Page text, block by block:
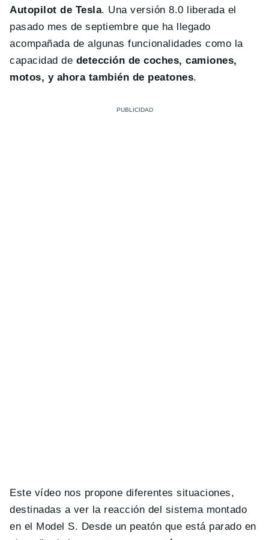
Autopilot de Tesla. Una versión 8.0 liberada el
pasado mes de septiembre que ha llegado
acompañada de algunas funcionalidades como la
capacidad de detección de coches, camiones,
motos, y ahora también de peatones.
Este vídeo nos propone diferentes situaciones,
destinadas a ver la reacción del sistema montado
en el Model S. Desde un peatón que está parado en